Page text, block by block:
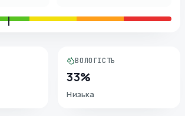
ВОЛОГІСТЬ
33%
Низька